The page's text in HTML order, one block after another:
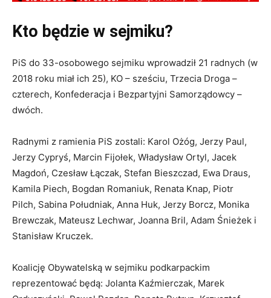
Kto będzie w sejmiku?
PiS do 33-osobowego sejmiku wprowadził 21 radnych (w
2018 roku miał ich 25), KO – sześciu, Trzecia Droga –
czterech, Konfederacja i Bezpartyjni Samorządowcy –
dwóch.
Radnymi z ramienia PiS zostali: Karol Ożóg, Jerzy Paul,
Jerzy Cypryś, Marcin Fijołek, Władysław Ortyl, Jacek
Magdoń, Czesław Łączak, Stefan Bieszczad, Ewa Draus,
Kamila Piech, Bogdan Romaniuk, Renata Knap, Piotr
Pilch, Sabina Południak, Anna Huk, Jerzy Borcz, Monika
Brewczak, Mateusz Lechwar, Joanna Bril, Adam Śnieżek i
Stanisław Kruczek.
Koalicję Obywatelską w sejmiku podkarpackim
reprezentować będą: Jolanta Kaźmierczak, Marek